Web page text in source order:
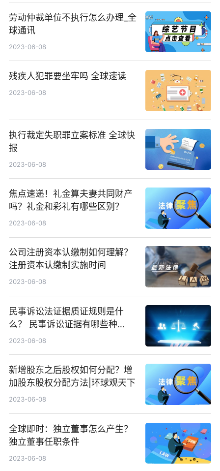
劳动仲裁单位不执行怎么办理_全
球通讯
2023-06-08
残疾人犯罪要坐牢吗 全球速读
2023-06-08
执行裁定失职罪立案标准 全球快
报
2023-06-08
焦点速递！礼金算夫妻共同财产
吗？礼金和彩礼有哪些区别？
2023-06-08
公司注册资本认缴制如何理解？
注册资本认缴制实施时间
2023-06-08
民事诉讼法证据质证规则是什
么？ 民事诉讼证据有哪些种
类？|天天微资讯
2023-06-08
新增股东之后股权如何分配？增
加股东股权分配方法|环球观天下
2023-06-08
全球即时：独立董事怎么产生？
独立董事任职条件
2023-06-08